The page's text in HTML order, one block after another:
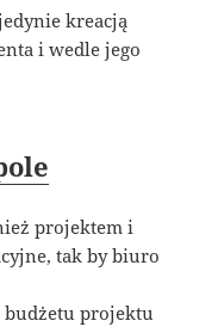
kreacją
i wedle jego
projektem i
tak by biuro
projektu